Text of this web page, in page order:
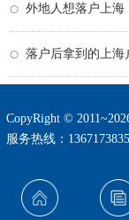
外地人想落户上海
落户后拿到的上海
CopyRight ©
服务热线：